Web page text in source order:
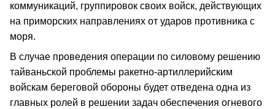
коммуникаций, группировок своих войск, действующих
на приморских направлениях от ударов противника с
моря.
В случае проведения операции по силовому решению
тайваньской проблемы ракетно-артиллерийским
войскам береговой обороны будет отведена одна из
главных ролей в решении задач обеспечения огневого